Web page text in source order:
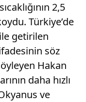
2,5
Türkiye’de
getirilen
söz
Hakan
daha hızlı
ve